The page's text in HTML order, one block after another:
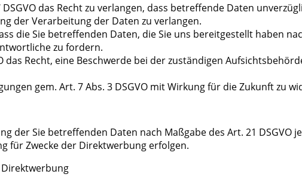
das Recht zu verlangen, dass betreffende Daten
der Verarbeitung der Daten zu verlangen.
die Sie betreffenden Daten, die Sie uns bereitgestellt haben
zu fordern.
das Recht, eine Beschwerde bei der zuständigen
gem. Art. 7 Abs. 3 DSGVO mit Wirkung für die Zukunft zu
der Sie betreffenden Daten nach Maßgabe des Art. 21 DSGVO
für Zwecke der Direktwerbung erfolgen.